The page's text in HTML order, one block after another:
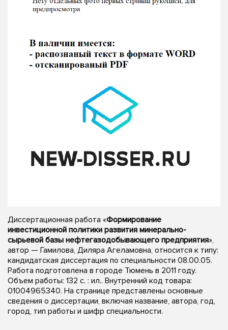
Диссертационная работа «Формирование
инвестиционной политики развития минерально-
сырьевой базы нефтегазодобывающего предприятия»,
автор — Гамилова, Диляра Агеламовна, относится к типу:
кандидатская диссертация по специальности 08.00.05.
Работа подготовлена в городе Тюмень в 2011 году.
Объем работы: 132 с. : ил.. Внутренний код товара:
01004965340. На странице представлены основные
сведения о диссертации, включая название, автора, год,
город, тип работы и шифр специальности.